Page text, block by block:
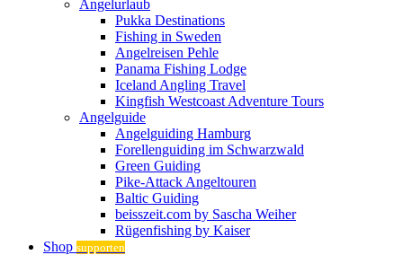
Angelurlaub
Pukka Destinations
Fishing in Sweden
Angelreisen Pehle
Panama Fishing Lodge
Iceland Angling Travel
Kingfish Westcoast Adventure Tours
Angelguide
Angelguiding Hamburg
Forellenguiding im Schwarzwald
Green Guiding
Pike-Attack Angeltouren
Baltic Guiding
beisszeit.com by Sascha Weiher
Rügenfishing by Kaiser
Shop supporten